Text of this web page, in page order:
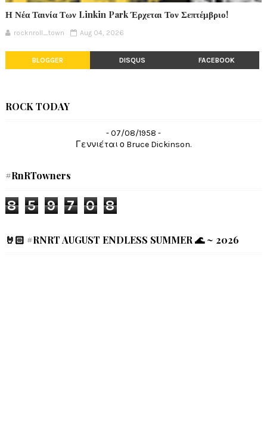
Η Νέα Ταινία Των Linkin Park Έρχεται Τον Σεπτέμβριο!
rocknroll_town Aug 04, 2026
BLOGGER DISQUS FACEBOOK
ROCK TODAY
- 07/08/1958 -
Γεννιέται ο Bruce Dickinson.
#RnRTowners
8 5 9 7 0 8
🤘🏻 #RNRT AUGUST ENDLESS SUMMER 🌊 ~ 2026